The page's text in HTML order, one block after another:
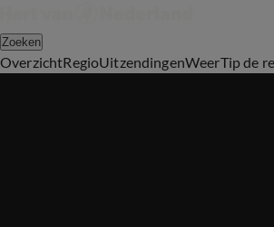
Zoeken
OverzichtRegioUitzendingenWeerTip de